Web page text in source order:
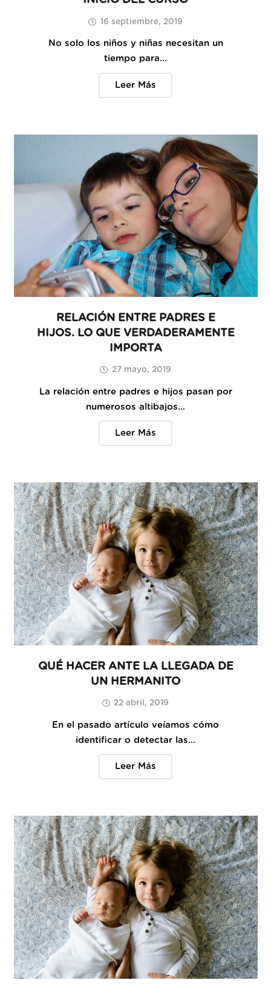
16 septiembre, 2019
No solo los niños y niñas necesitan un
tiempo para…
Leer Más
RELACIÓN ENTRE PADRES E
HIJOS. LO QUE VERDADERAMENTE
IMPORTA
27 mayo, 2019
La relación entre padres e hijos pasan por
numerosos altibajos…
Leer Más
QUÉ HACER ANTE LA LLEGADA DE
UN HERMANITO
22 abril, 2019
En el pasado artículo veíamos cómo
identificar o detectar las…
Leer Más